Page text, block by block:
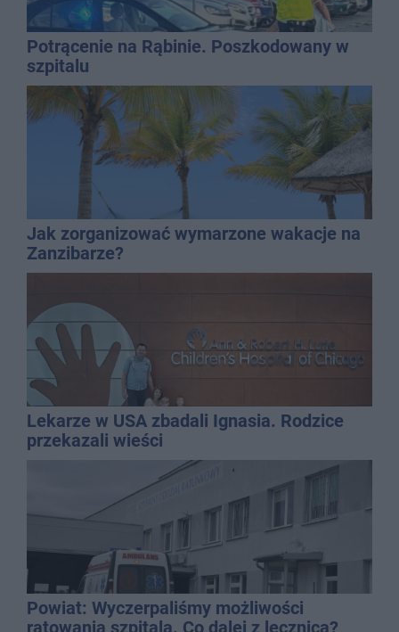
Potrącenie na Rąbinie. Poszkodowany w
szpitalu
Jak zorganizować wymarzone wakacje na
Zanzibarze?
Lekarze w USA zbadali Ignasia. Rodzice
przekazali wieści
Powiat: Wyczerpaliśmy możliwości
ratowania szpitala. Co dalej z lecznicą?